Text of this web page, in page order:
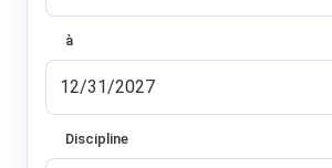
à
Discipline